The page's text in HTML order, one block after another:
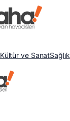
Kültür ve SanatSağlık